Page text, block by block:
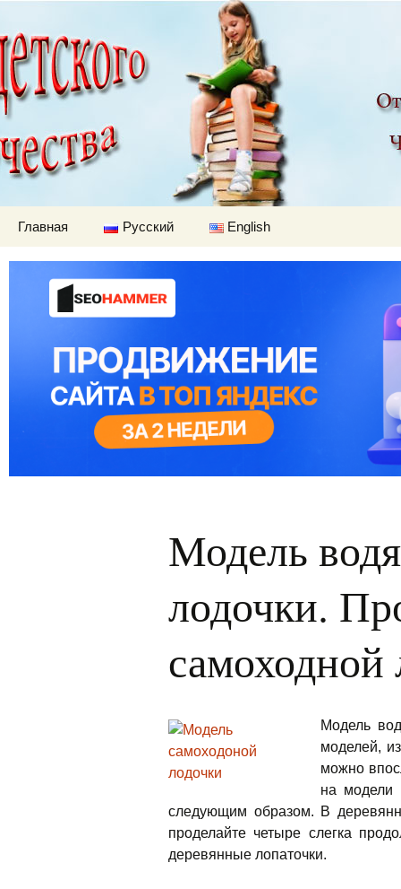
Детский мир
Главная Русский English
Модель
лодочки.
самоходной
Модель
моделей,
можно
на модели
следующим образом. В
проделайте четыре слегка
деревянные лопаточки.